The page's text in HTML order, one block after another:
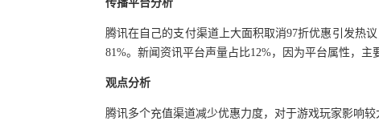
传播平台分析
腾讯在自己的支付渠道上大面积取消97折优惠引发热
81%。新闻资讯平台声量占比12%，因为平台属性，主
观点分析
腾讯多个充值渠道减少优惠力度，对于游戏玩家影响